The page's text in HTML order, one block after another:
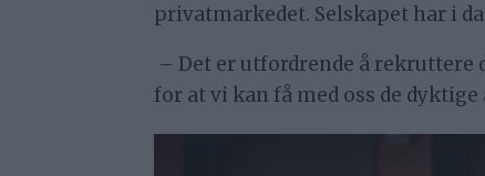
privatmarkedet. Selskapet har i
– Det er utfordrende å rekruttere
for at vi kan få med oss de